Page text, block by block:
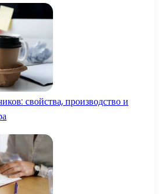
свойства, производство и